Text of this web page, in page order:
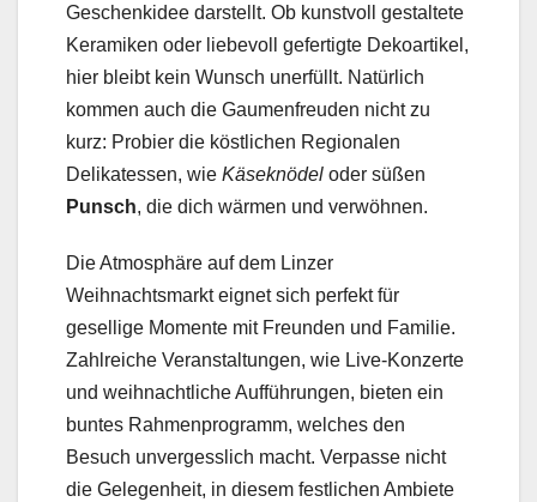
Geschenkidee darstellt. Ob kunstvoll gestaltete
Keramiken oder liebevoll gefertigte Dekoartikel,
hier bleibt kein Wunsch unerfüllt. Natürlich
kommen auch die Gaumenfreuden nicht zu
kurz: Probier die köstlichen Regionalen
Delikatessen, wie Käseknödel oder süßen
Punsch, die dich wärmen und verwöhnen.
Die Atmosphäre auf dem Linzer
Weihnachtsmarkt eignet sich perfekt für
gesellige Momente mit Freunden und Familie.
Zahlreiche Veranstaltungen, wie Live-Konzerte
und weihnachtliche Aufführungen, bieten ein
buntes Rahmenprogramm, welches den
Besuch unvergesslich macht. Verpasse nicht
die Gelegenheit, in diesem festlichen Ambiete